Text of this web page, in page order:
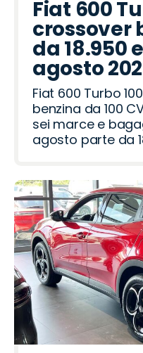
i
a
o
o
a
a
R
o
v
e
r
e
o
t
o
ë
n
a
d
a
i
t
h
R
o
m
e
o
Fiat 600
crossover
da 18.950
agosto
Fiat 600 Turbo
benzina da 100
sei marce e
agosto parte da